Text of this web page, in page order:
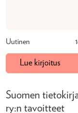
Uutinen
Lue kirjoitus
Suomen
ry:n tavoitteet